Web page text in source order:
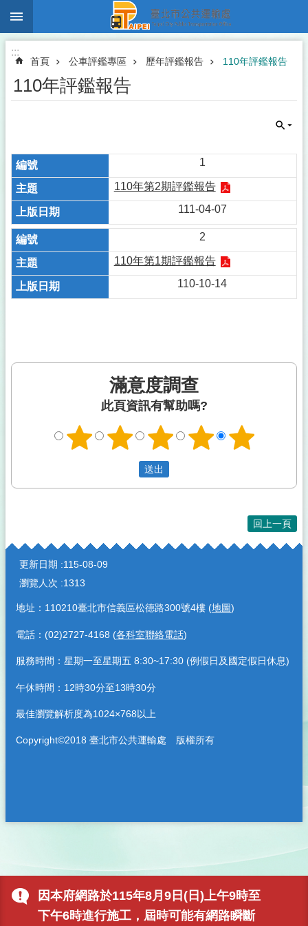
跳到主要內容區塊
因本府網路於115年8月9日(日)上午9時至
下午6時進行施工，屆時可能有網路瞬斷
:::
首頁 公車評鑑專區 歷年評鑑報告 110年評鑑報告
110年評鑑報告
1
110年第2期評鑑報告​
111-04-07
2
110年第1期評鑑報告​
110-10-14
滿意度調查
此頁資訊有幫助嗎?
回上一頁
:::
更新日期
115-08-09
瀏覽人次
1313
地址：110210臺北市信義區松德路300號4樓 (地圖)
電話：(02)2727-4168 (各科室聯絡電話)
服務時間：星期一至星期五 8:30~17:30 (例假日及國定假日休息)
午休時間：12時30分至13時30分
最佳瀏覽解析度為1024×768以上
Copyright©2018 臺北市公共運輸處 版權所有